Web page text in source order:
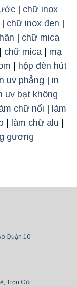
| chữ inox
| chữ inox đen |
| chữ mica
| chữ mica | mạ
| hộp đèn hút
uv phẳng | in
uv bạt không
chữ nổi | làm
| làm chữ alu |
gương
Quận 10
Trọn Gói